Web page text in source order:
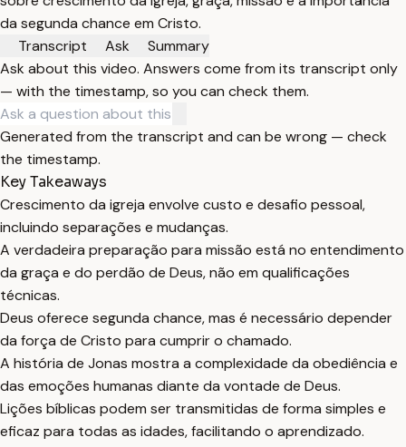
da segunda chance em Cristo.
Transcript
Ask
Summary
Ask about this video. Answers come from its transcript only
— with the timestamp, so you can check them.
Generated from the transcript and can be wrong — check
the timestamp.
Key Takeaways
Crescimento da igreja envolve custo e desafio pessoal,
incluindo separações e mudanças.
A verdadeira preparação para missão está no entendimento
da graça e do perdão de Deus, não em qualificações
técnicas.
Deus oferece segunda chance, mas é necessário depender
da força de Cristo para cumprir o chamado.
A história de Jonas mostra a complexidade da obediência e
das emoções humanas diante da vontade de Deus.
Lições bíblicas podem ser transmitidas de forma simples e
eficaz para todas as idades, facilitando o aprendizado.